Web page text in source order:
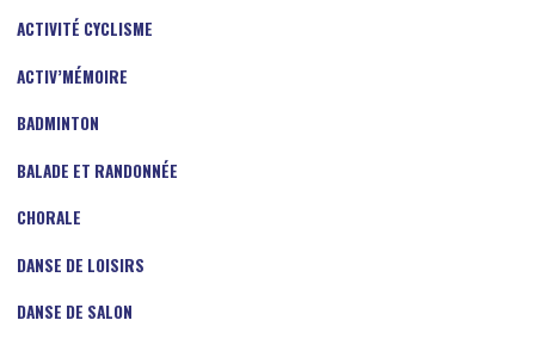
ACTIVITÉ CYCLISME
ACTIV’MÉMOIRE
BADMINTON
BALADE ET RANDONNÉE
CHORALE
DANSE DE LOISIRS
DANSE DE SALON